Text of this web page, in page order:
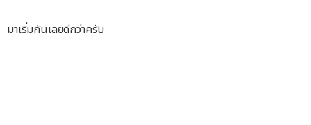
มาเริ่มกันเลยดีกว่าครับ